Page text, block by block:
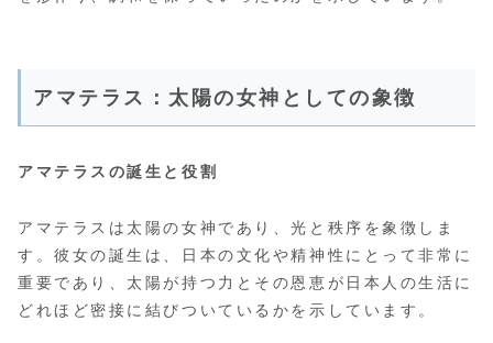
アマテラス：太陽の女神としての象徴
アマテラスの誕生と役割
アマテラスは太陽の女神であり、光と秩序を象徴しま
す。彼女の誕生は、日本の文化や精神性にとって非常に
重要であり、太陽が持つ力とその恩恵が日本人の生活に
どれほど密接に結びついているかを示しています。